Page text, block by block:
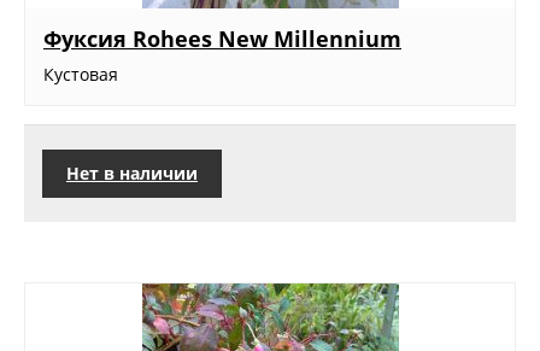
Фуксия Rohees New Millennium
Кустовая
Нет в наличии